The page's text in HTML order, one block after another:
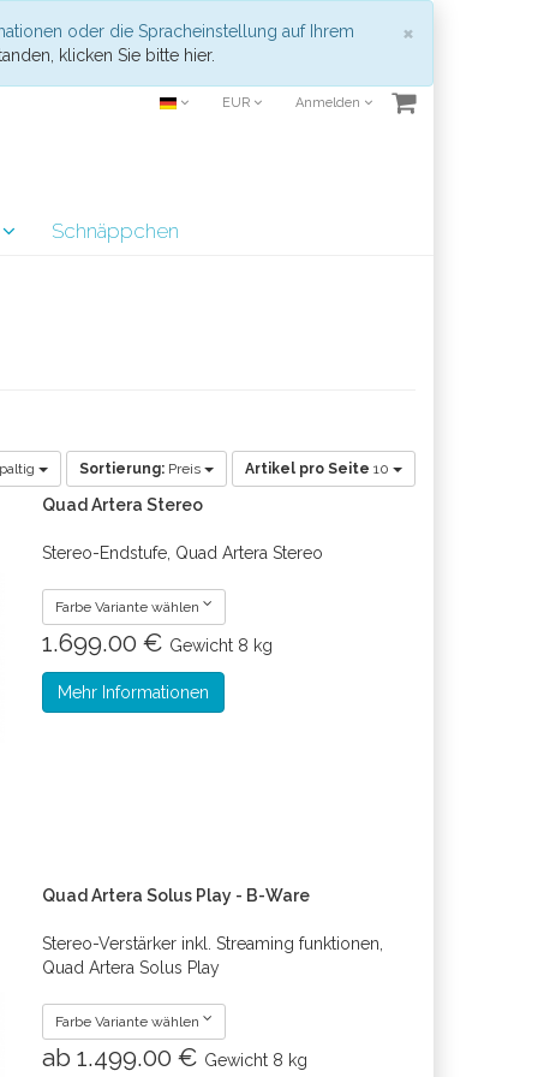
×
oder die Spracheinstellung auf Ihrem
klicken Sie bitte hier.
EUR Anmelden
Schnäppchen
Sortierung: Preis Artikel pro Seite 10
Quad Artera Stereo
Stereo-Endstufe, Quad Artera Stereo
Farbe Variante wählen
1.699.00 € Gewicht 8 kg
Mehr Informationen
Quad Artera Solus Play - B-Ware
Stereo-Verstärker inkl. Streaming funktionen,
Quad Artera Solus Play
Farbe Variante wählen
ab 1.499.00 € Gewicht 8 kg